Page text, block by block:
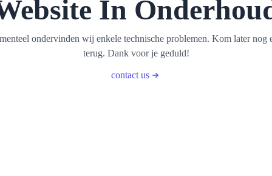
In
ondervinden wij enkele technische problemen. Kom later nog
terug. Dank voor je geduld!
contact us